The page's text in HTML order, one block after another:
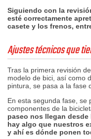
Siguiendo con la
esté correctamente
casete y los frenos,
Ajustes técnicos que
Tras la primera revisión
modelo de bici, así como
pintura, se pasa a la fase
En esta segunda fase, se
componentes de la
paseo nos llegan
hay algo que nuestros
y ahí es dónde ponen